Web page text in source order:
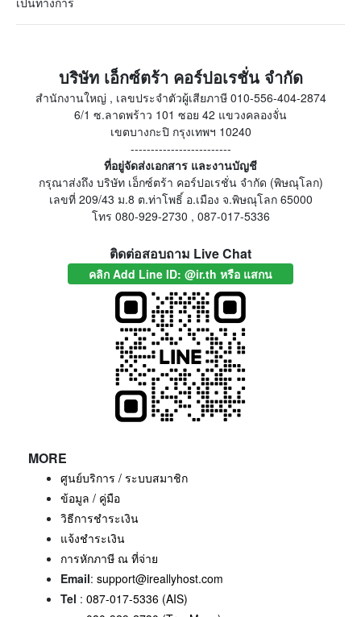
บริษัท เอ็กซ์ตร้า คอร์ปอเรชั่น จำกัด
สำนักงานใหญ่ , เลขประจำตัวผู้เสียภาษี 010-556-404-2874
6/1 ซ.ลาดพร้าว 101 ซอย 42 แขวงคลองจั่น
เขตบางกะปิ กรุงเทพฯ 10240
-------------------------
ที่อยู่จัดส่งเอกสาร และงานบัญชี
กรุณาส่งถึง บริษัท เอ็กซ์ตร้า คอร์ปอเรชั่น จำกัด (พิษณุโลก)
เลขที่ 209/43 ม.8 ต.ท่าโพธิ์ อ.เมือง จ.พิษณุโลก 65000
โทร 080-929-2730 , 087-017-5336
ติดต่อสอบถาม Live Chat
คลิก Add Line ID: @ir.th หรือ แสกน
MORE
ศูนย์บริการ / ระบบสมาชิก
ข้อมูล / คู่มือ
วิธีการชำระเงิน
แจ้งชำระเงิน
การหักภาษี ณ ที่จ่าย
Email: support@ireallyhost.com
Tel : 087-017-5336 (AIS)